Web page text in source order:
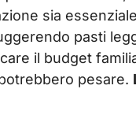
sia
pasti
il budget
pesare.